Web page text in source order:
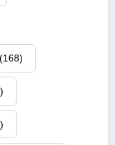
(168)